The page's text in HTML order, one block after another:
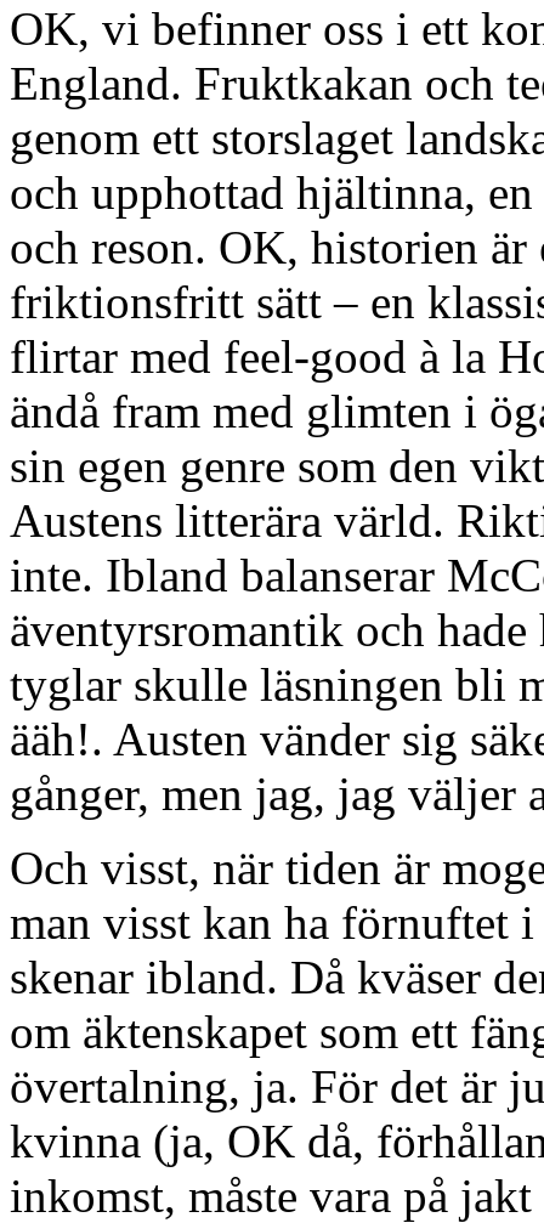
OK, vi befinner oss i ett
England. Fruktkakan och
genom ett storslaget
och upphottad hjältinna,
och reson. OK, historien
friktionsfritt sätt – en
flirtar med feel-good à la
ändå fram med glimten i
sin egen genre som den
Austens litterära värld.
inte. Ibland balanserar
äventyrsromantik och
tyglar skulle läsningen bli
ääh!. Austen vänder sig
gånger, men jag, jag väljer
Och visst, när tiden är
man visst kan ha förnuftet
skenar ibland. Då kväser
om äktenskapet som ett
övertalning, ja. För det är
kvinna (ja, OK då,
inkomst, måste vara på